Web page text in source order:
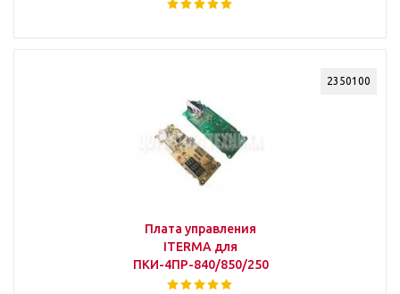
2350100
Плата управления
ITERMA для
ПКИ-4ПР-840/850/250